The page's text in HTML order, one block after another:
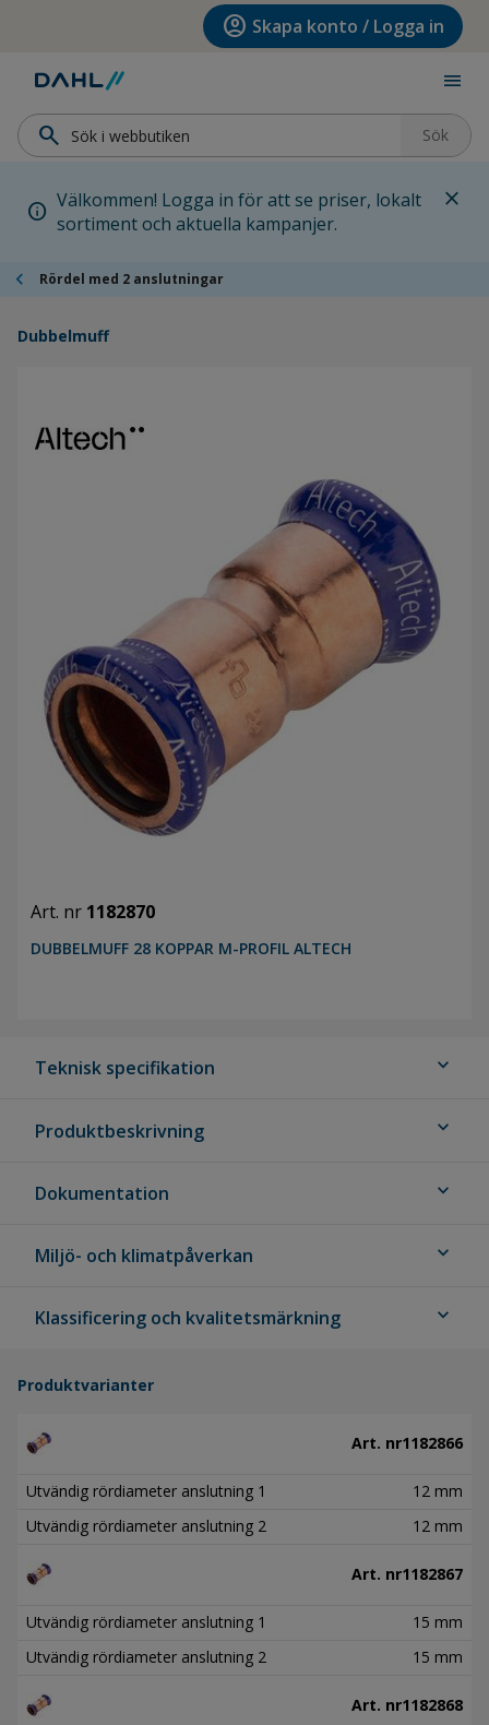
Hoppa till huvudinnehållet account_circle Skapa konto / Logga in
menu
search Sök
info Välkommen! Logga in för att se priser, lokalt
sortiment och aktuella kampanjer.
close
chevron_left Rördel med 2 anslutningar
Dubbelmuff
Art. nr 1182870
DUBBELMUFF 28 KOPPAR M-PROFIL ALTECH
Teknisk specifikation expand_more
Produktbeskrivning expand_more
Dokumentation expand_more
Miljö- och klimatpåverkan expand_more
Klassificering och kvalitetsmärkning expand_more
Produktvarianter
Art. nr1182866
Utvändig rördiameter anslutning 1
12 mm
Utvändig rördiameter anslutning 2
12 mm
Art. nr1182867
Utvändig rördiameter anslutning 1
15 mm
Utvändig rördiameter anslutning 2
15 mm
Art. nr1182868